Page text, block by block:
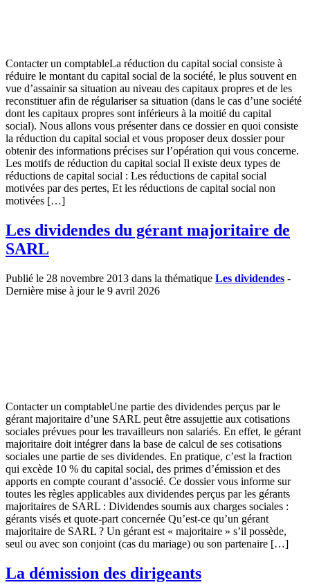
Contacter un comptableLa réduction du capital social consiste à
réduire le montant du capital social de la société, le plus souvent en
vue d’assainir sa situation au niveau des capitaux propres et de les
reconstituer afin de régulariser sa situation (dans le cas d’une société
dont les capitaux propres sont inférieurs à la moitié du capital
social). Nous allons vous présenter dans ce dossier en quoi consiste
la réduction du capital social et vous proposer deux dossier pour
obtenir des informations précises sur l’opération qui vous concerne.
Les motifs de réduction du capital social Il existe deux types de
réductions de capital social : Les réductions de capital social
motivées par des pertes, Et les réductions de capital social non
motivées […]
Les dividendes du gérant majoritaire de
SARL
Publié le 28 novembre 2013 dans la thématique Les dividendes -
Dernière mise à jour le 9 avril 2026
Contacter un comptableUne partie des dividendes perçus par le
gérant majoritaire d’une SARL peut être assujettie aux cotisations
sociales prévues pour les travailleurs non salariés. En effet, le gérant
majoritaire doit intégrer dans la base de calcul de ses cotisations
sociales une partie de ses dividendes. En pratique, c’est la fraction
qui excède 10 % du capital social, des primes d’émission et des
apports en compte courant d’associé. Ce dossier vous informe sur
toutes les règles applicables aux dividendes perçus par les gérants
majoritaires de SARL : Dividendes soumis aux charges sociales :
gérants visés et quote-part concernée Qu’est-ce qu’un gérant
majoritaire de SARL ? Un gérant est « majoritaire » s’il possède,
seul ou avec son conjoint (cas du mariage) ou son partenaire […]
La démission des dirigeants